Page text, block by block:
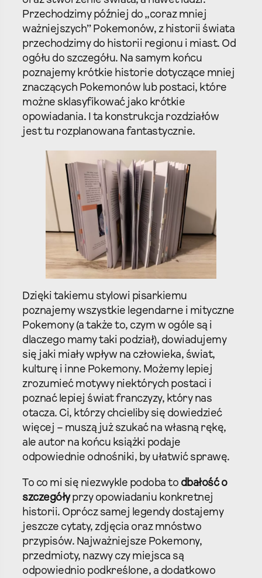
Przechodzimy później do „coraz mniej
ważniejszych” Pokemonów, z historii świata
przechodzimy do historii regionu i miast. Od
ogółu do szczegółu. Na samym końcu
poznajemy krótkie historie dotyczące mniej
znaczących Pokemonów lub postaci, które
możne sklasyfikować jako krótkie
opowiadania. I ta konstrukcja rozdziałów
jest tu rozplanowana fantastycznie.
Dzięki takiemu stylowi pisarkiemu
poznajemy wszystkie legendarne i mityczne
Pokemony (a także to, czym w ogóle są i
dlaczego mamy taki podział), dowiadujemy
się jaki miały wpływ na człowieka, świat,
kulturę i inne Pokemony. Możemy lepiej
zrozumieć motywy niektórych postaci i
poznać lepiej świat franczyzy, który nas
otacza. Ci, którzy chcieliby się dowiedzieć
więcej – muszą już szukać na własną rękę,
ale autor na końcu książki podaje
odpowiednie odnośniki, by ułatwić sprawę.
To co mi się niezwykle podoba to dbałość o
szczegółyprzy opowiadaniu konkretnej
historii. Oprócz samej legendy dostajemy
jeszcze cytaty, zdjęcia oraz mnóstwo
przypisów. Najważniejsze Pokemony,
przedmioty, nazwy czy miejsca są
odpowiednio podkreślone, a dodatkowo